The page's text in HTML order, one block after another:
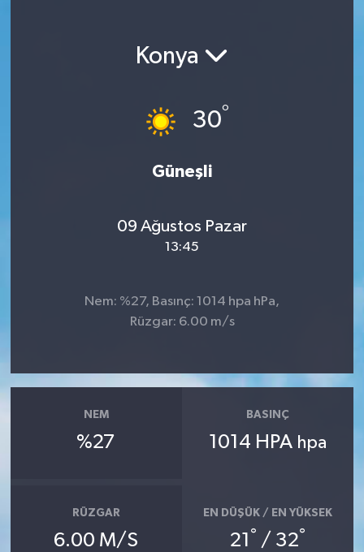
Konya
30°
Güneşli
09 Ağustos Pazar
13:45
Nem: %27, Basınç: 1014 hpa hPa,
Rüzgar: 6.00 m/s
NEM
%27
BASINÇ
1014 HPA hpa
RÜZGAR
6.00 M/S
EN DÜŞÜK / EN YÜKSEK
21 ° / 32°